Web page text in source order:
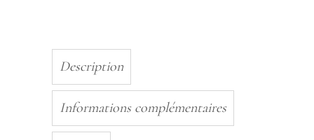
Description
Informations complémentaires